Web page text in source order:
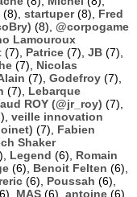
(8), startuper(8), Fred
(8), @corpogame
Lamouroux
(7), Patrice (7), JB (7),
(7), Nicolas
(7), Godefroy (7),
(7), Lebarque
ROY (@jr_roy) (7),
veille innovation
(7), Fabien
Shaker
Legend (6), Romain
(6), Benoit Felten (6),
(6), Poussah (6),
MAS (6), antoine (6),